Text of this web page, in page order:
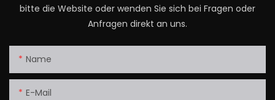
bitte die Website oder wenden Sie sich bei Fragen oder
Anfragen direkt an uns.
Name
E-Mail